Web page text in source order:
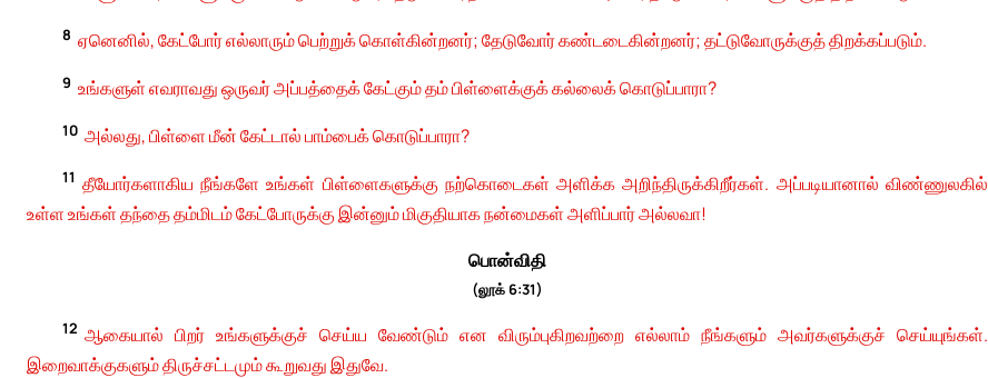
8 ஏனெனில், கேட்போர் எல்லாரும் பெற்றுக் கொள்கின்றனர்; தேடுவோர் கண்டடைகின்றனர்; தட்டுவோருக்குத் திறக்கப்படும்.
9 உங்களுள் எவராவது ஒருவர் அப்பத்தைக் கேட்கும் தம் பிள்ளைக்குக் கல்லைக் கொடுப்பாரா?
10 அல்லது, பிள்ளை மீன் கேட்டால் பாம்பைக் கொடுப்பாரா?
11 தீயோர்களாகிய நீங்களே உங்கள் பிள்ளைகளுக்கு நற்கொடைகள் அளிக்க அறிந்திருக்கிறீர்கள். அப்படியானால் விண்ணுலகில்
உள்ள உங்கள் தந்தை தம்மிடம் கேட்போருக்கு இன்னும் மிகுதியாக நன்மைகள் அளிப்பார் அல்லவா!
பொன்விதி
(லூக் 6:31)
12 ஆகையால் பிறர் உங்களுக்குச் செய்ய வேண்டும் என விரும்புகிறவற்றை எல்லாம் நீங்களும் அவர்களுக்குச் செய்யுங்கள்.
இறைவாக்குகளும் திருச்சட்டமும் கூறுவது இதுவே.